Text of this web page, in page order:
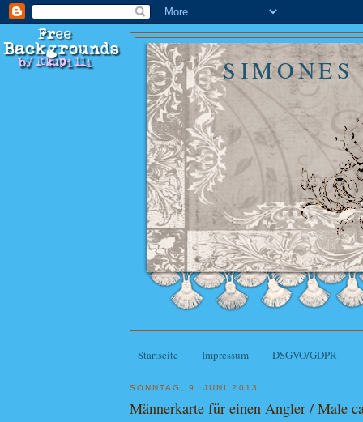
Startseite Impressum DSGVO/GDPR
SONNTAG, 9. JUNI 2013
Männerkarte für einen Angler / Male